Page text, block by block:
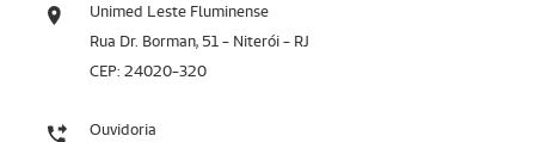
Unimed Leste Fluminense
Rua Dr. Borman, 51 - Niterói - RJ
CEP: 24020-320
Ouvidoria